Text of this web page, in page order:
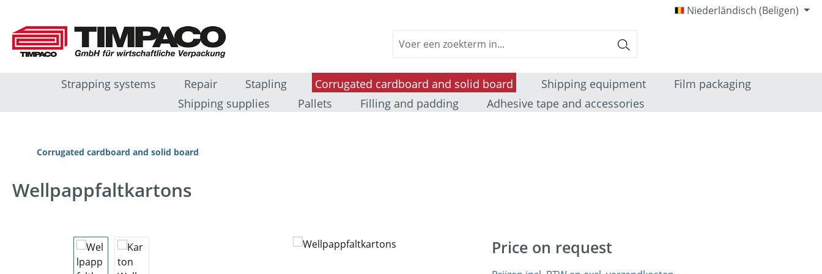
Niederländisch (Beligen)
Strapping systems Repair Stapling Corrugated cardboard and solid board Shipping equipment
Film packaging
Shipping supplies
Pallets Filling and padding Adhesive tape and accessories
Corrugated cardboard and solid board
Wellpappfaltkartons
Afbeeldingengalerij overslaan Price on request